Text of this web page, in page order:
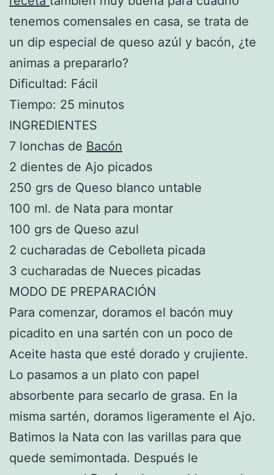
tenemos comensales en casa, se trata de
un dip especial de queso azúl y bacón, ¿te
animas a prepararlo?
Dificultad: Fácil
Tiempo: 25 minutos
INGREDIENTES
7 lonchas de Bacón
2 dientes de Ajo picados
250 grs de Queso blanco untable
100 ml. de Nata para montar
100 grs de Queso azul
2 cucharadas de Cebolleta picada
3 cucharadas de Nueces picadas
MODO DE PREPARACIÓN
Para comenzar, doramos el bacón muy
picadito en una sartén con un poco de
Aceite hasta que esté dorado y crujiente.
Lo pasamos a un plato con papel
absorbente para secarlo de grasa. En la
misma sartén, doramos ligeramente el Ajo.
Batimos la Nata con las varillas para que
quede semimontada. Después le